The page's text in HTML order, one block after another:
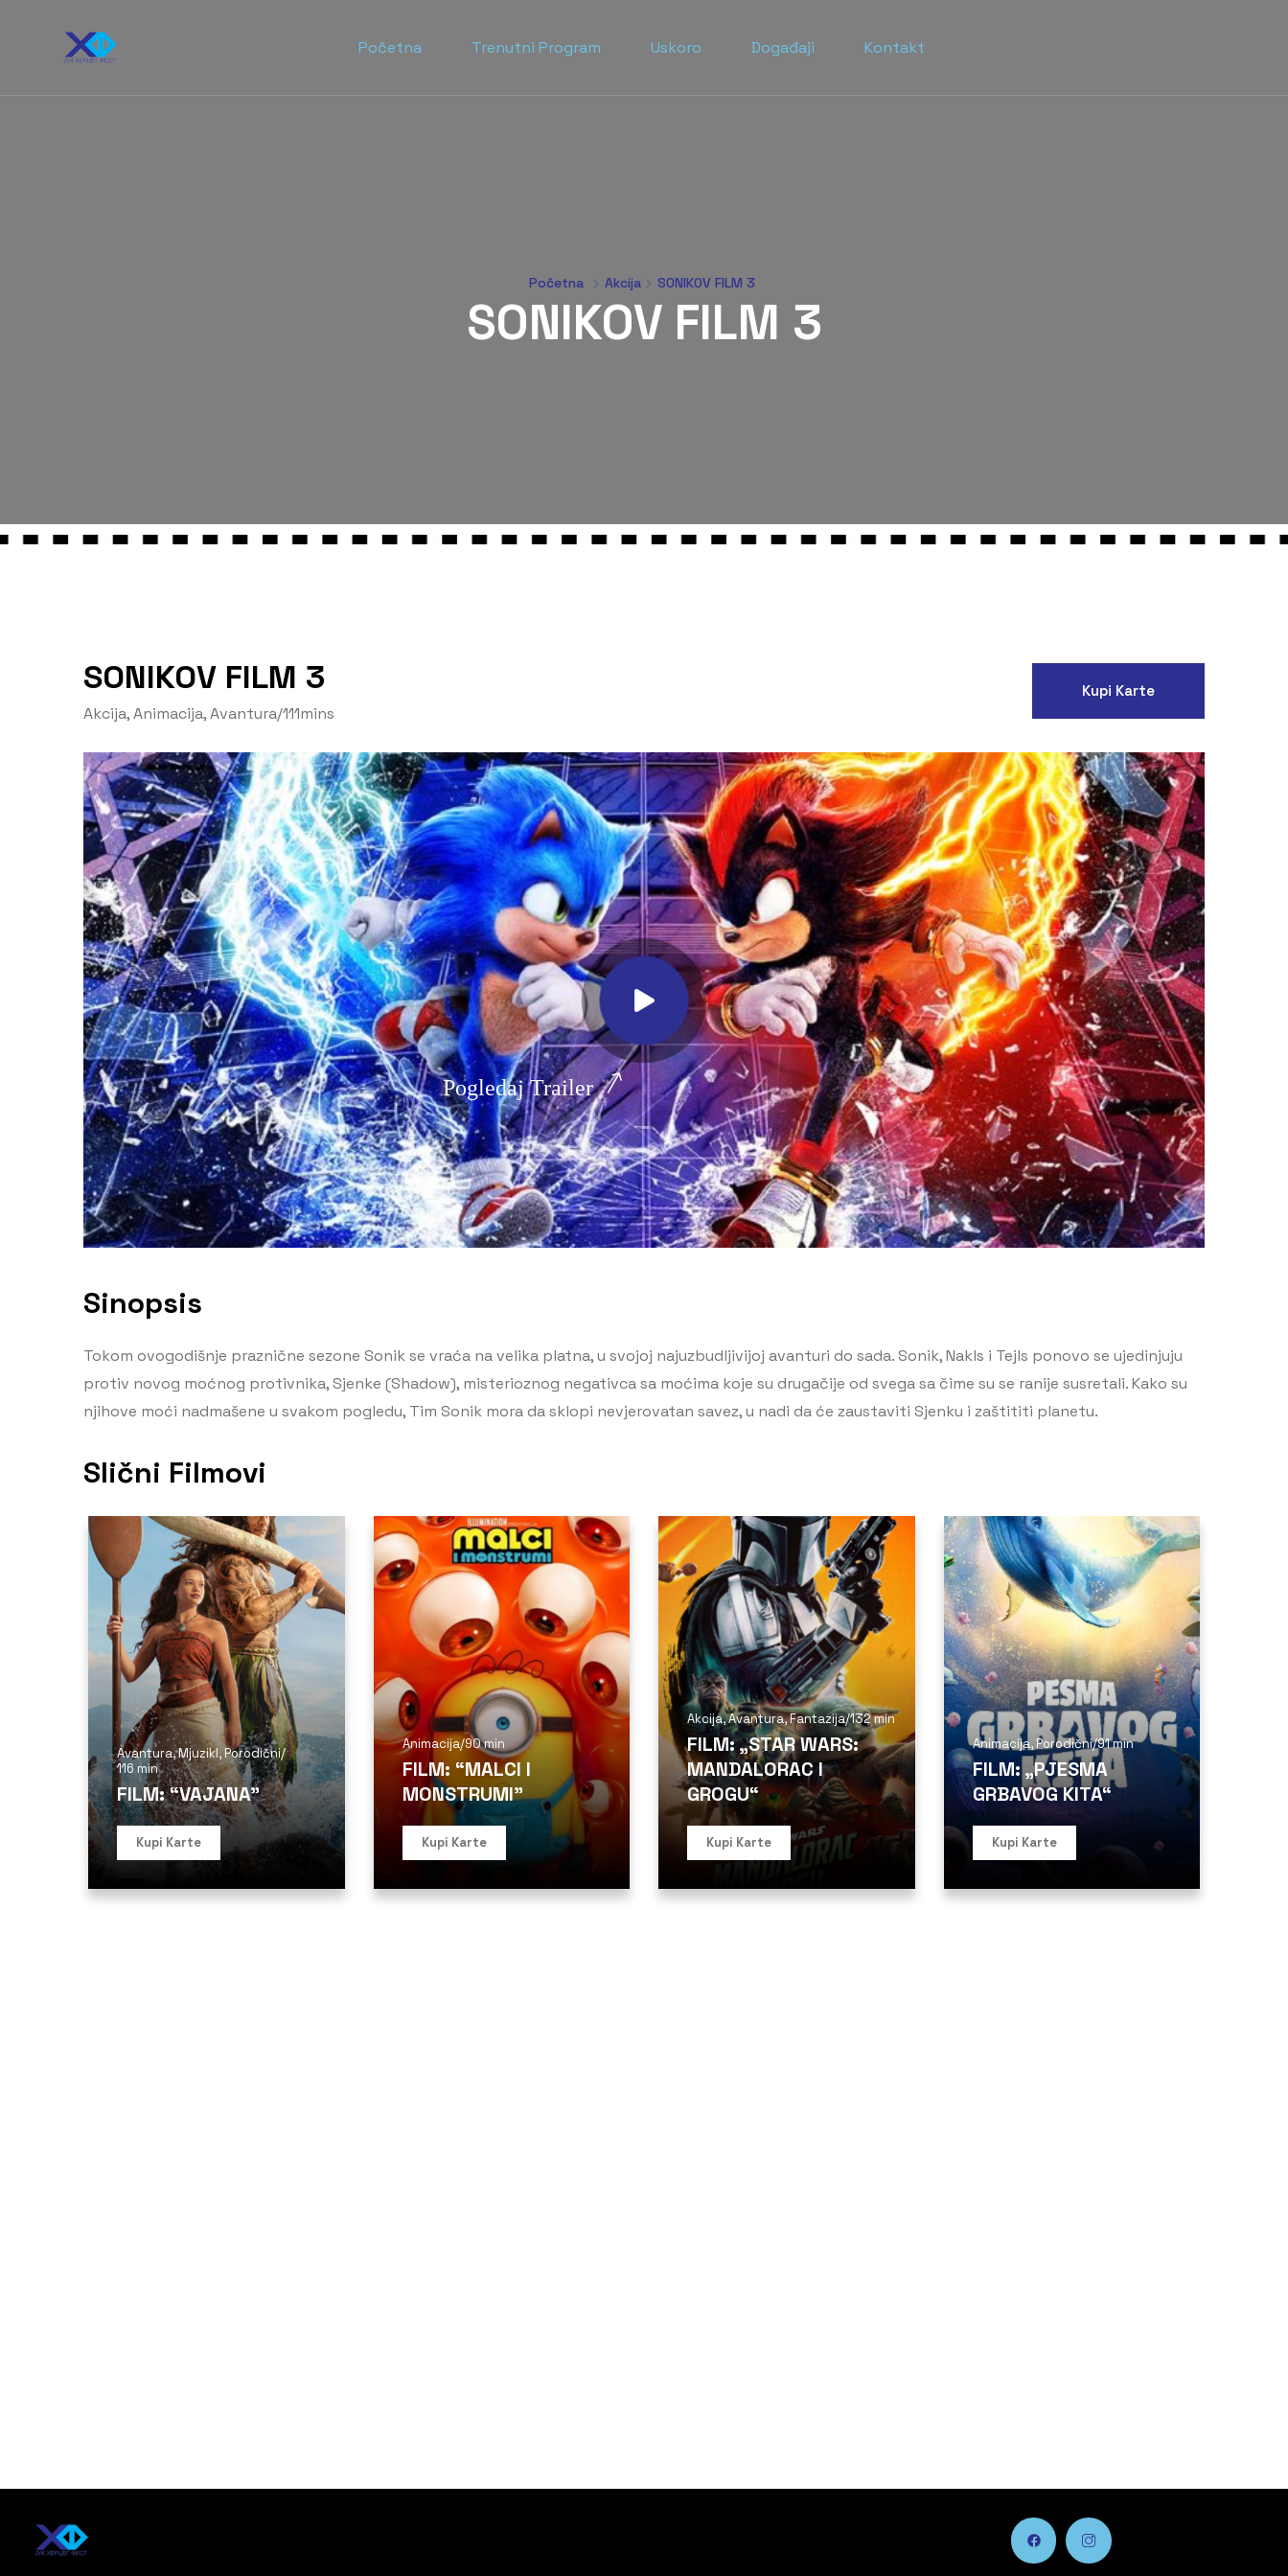
Početna Trenutni Program Uskoro Događaji Kontakt
Početna Akcija SONIKOV FILM 3
SONIKOV FILM 3
SONIKOV FILM 3
Akcija,Animacija,Avantura/111mins
Kupi Karte
Pogledaj Trailer
Sinopsis
Tokom ovogodišnje praznične sezone Sonik se vraća na velika platna, u svojoj najuzbudljivijoj avanturi do sada. Sonik, Nakls i Tejls ponovo se ujedinjuju
protiv novog moćnog protivnika, Sjenke (Shadow), misterioznog negativca sa moćima koje su drugačije od svega sa čime su se ranije susretali. Kako su
njihove moći nadmašene u svakom pogledu, Tim Sonik mora da sklopi nevjerovatan savez, u nadi da će zaustaviti Sjenku i zaštititi planetu.
Slični Filmovi
Avantura,Mjuzikl,Porodični/
116 min
FILM: “VAJANA”
Kupi Karte
Animacija/90 min
FILM: “MALCI I
MONSTRUMI”
Kupi Karte
Akcija,Avantura,Fantazija/132 min
FILM: „STAR WARS:
MANDALORAC I
GROGU“
Kupi Karte
Animacija, Porodični/91 min
FILM: „PJESMA
GRBAVOG KITA“
Kupi Karte